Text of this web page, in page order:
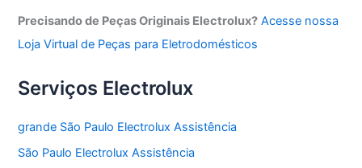
Precisando de Peças Originais Electrolux? Acesse nossa
Loja Virtual de Peças para Eletrodomésticos
Serviços Electrolux
grande São Paulo Electrolux Assistência
São Paulo Electrolux Assistência